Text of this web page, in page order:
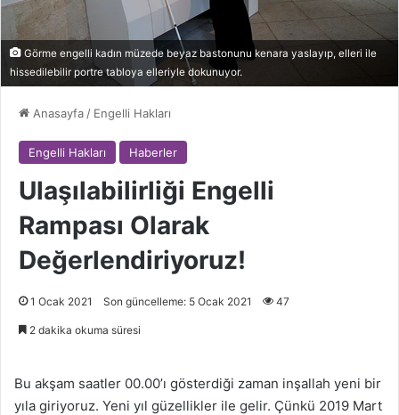
Görme engelli kadın müzede beyaz bastonunu kenara yaslayıp, elleri ile
hissedilebilir portre tabloya elleriyle dokunuyor.
Anasayfa / Engelli Hakları
Engelli Hakları Haberler
Ulaşılabilirliği Engelli
Rampası Olarak
Değerlendiriyoruz!
1 Ocak 2021 Son güncelleme: 5 Ocak 2021 47
2 dakika okuma süresi
Bu akşam saatler 00.00’ı gösterdiği zaman inşallah yeni bir
yıla giriyoruz. Yeni yıl güzellikler ile gelir. Çünkü 2019 Mart